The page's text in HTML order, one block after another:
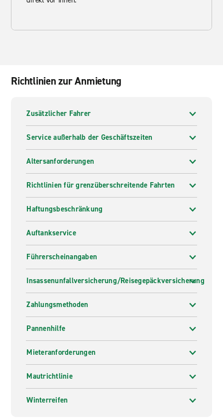
Richtlinien zur Anmietung
Zusätzlicher Fahrer
Service außerhalb der Geschäftszeiten
Altersanforderungen
Richtlinien für grenzüberschreitende Fahrten
Haftungsbeschränkung
Auftankservice
Führerscheinangaben
Insassenunfallversicherung/Reisegepäckversicherung
Zahlungsmethoden
Pannenhilfe
Mieteranforderungen
Mautrichtlinie
Winterreifen